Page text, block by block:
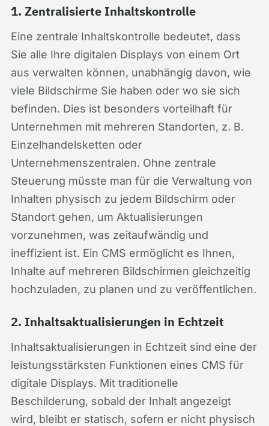
1. Zentralisierte Inhaltskontrolle
Eine zentrale Inhaltskontrolle bedeutet, dass
Sie alle Ihre digitalen Displays von einem Ort
aus verwalten können, unabhängig davon, wie
viele Bildschirme Sie haben oder wo sie sich
befinden. Dies ist besonders vorteilhaft für
Unternehmen mit mehreren Standorten, z. B.
Einzelhandelsketten oder
Unternehmenszentralen. Ohne zentrale
Steuerung müsste man für die Verwaltung von
Inhalten physisch zu jedem Bildschirm oder
Standort gehen, um Aktualisierungen
vorzunehmen, was zeitaufwändig und
ineffizient ist. Ein CMS ermöglicht es Ihnen,
Inhalte auf mehreren Bildschirmen gleichzeitig
hochzuladen, zu planen und zu veröffentlichen.
2. Inhaltsaktualisierungen in Echtzeit
Inhaltsaktualisierungen in Echtzeit sind eine der
leistungsstärksten Funktionen eines CMS für
digitale Displays. Mit traditionelle
Beschilderung, sobald der Inhalt angezeigt
wird, bleibt er statisch, sofern er nicht physisch